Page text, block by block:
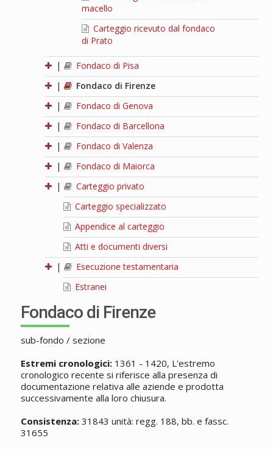
macello
Carteggio ricevuto dal fondaco
di Prato
|
Fondaco di Pisa
|
Fondaco di Firenze
|
Fondaco di Genova
|
Fondaco di Barcellona
|
Fondaco di Valenza
|
Fondaco di Maiorca
|
Carteggio privato
Carteggio specializzato
Appendice al carteggio
Atti e documenti diversi
|
Esecuzione testamentaria
Estranei
Fondaco di Firenze
sub-fondo / sezione
Estremi cronologici:1361 - 1420, L'estremo
cronologico recente si riferisce alla presenza di
documentazione relativa alle aziende e prodotta
successivamente alla loro chiusura.
Consistenza:31843 unità: regg. 188, bb. e fassc.
31655